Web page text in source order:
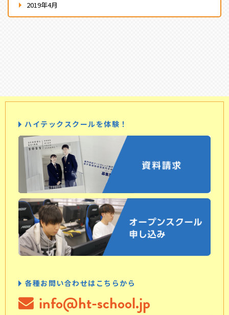
2019年4月
ハイテックスクールを体験！
各種お問い合わせはこちらから
info@ht-school.jp